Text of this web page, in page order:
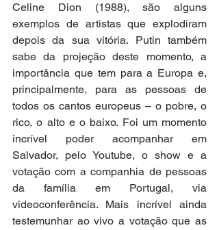
Celine Dion (1988), são alguns
exemplos de artistas que explodiram
depois da sua vitória. Putin também
sabe da projeção deste momento, a
importância que tem para a Europa e,
principalmente, para as pessoas de
todos os cantos europeus – o pobre, o
rico, o alto e o baixo. Foi um momento
incrível poder acompanhar em
Salvador, pelo Youtube, o show e a
votação com a companhia de pessoas
da família em Portugal, via
videoconferência. Mais incrível ainda
testemunhar ao vivo a votação que as